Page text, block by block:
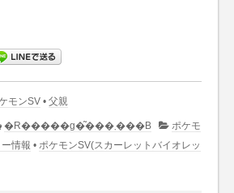
モンSV • 父親
�R�����g�͂���܂���B
ポケモ
情報 • ポケモンSV(スカーレットバイオレッ